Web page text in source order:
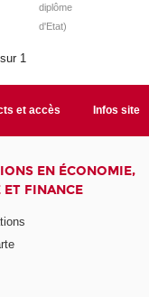
diplôme
d'Etat)
1
et accès Infos site
EN ÉCONOMIE,
ET FINANCE